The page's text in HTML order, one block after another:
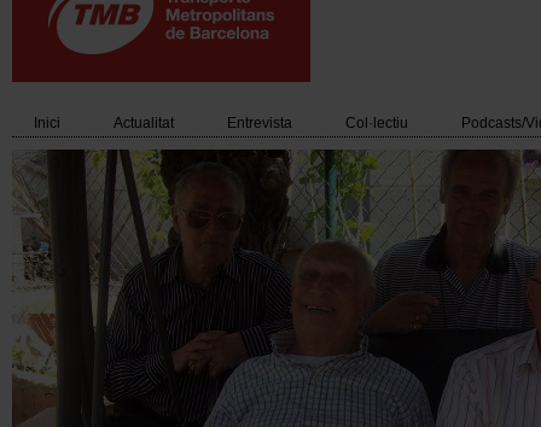
Main
navigation
Inici Actualitat Entrevista Col·lectiu Podcasts/